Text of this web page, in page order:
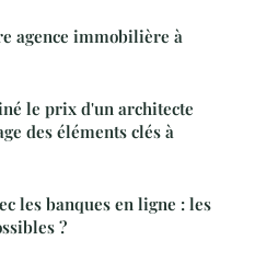
agence immobilière à
le prix d'un architecte
des éléments clés à
les banques en ligne : les
?